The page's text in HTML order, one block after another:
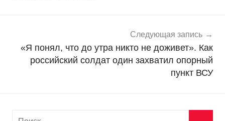
Следующая запись
«Я понял, что до утра никто не доживет». Как
российский солдат один захватил опорный
пункт ВСУ